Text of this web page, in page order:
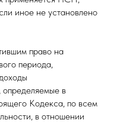
иное не установлено
право на
периода,
определяемые в
Кодекса, по всем
в отношении